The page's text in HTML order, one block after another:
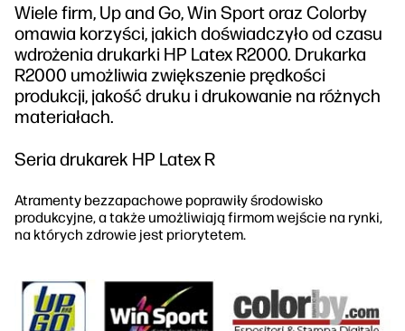
Wiele firm, Up and Go, Win Sport oraz Colorby
omawia korzyści, jakich doświadczyło od czasu
wdrożenia drukarki HP Latex R2000. Drukarka
R2000 umożliwia zwiększenie prędkości
produkcji, jakość druku i drukowanie na różnych
materiałach.
Seria drukarek HP Latex R
Atramenty bezzapachowe poprawiły środowisko
produkcyjne, a także umożliwiają firmom wejście na rynki,
na których zdrowie jest priorytetem.